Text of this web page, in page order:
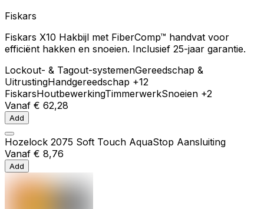
Fiskars
Fiskars X10 Hakbijl met FiberComp™ handvat voor
efficiënt hakken en snoeien. Inclusief 25-jaar garantie.
Lockout- & Tagout-systemenGereedschap &
UitrustingHandgereedschap +12
FiskarsHoutbewerkingTimmerwerkSnoeien +2
Vanaf € 62,28
Add
Hozelock 2075 Soft Touch AquaStop Aansluiting
Vanaf € 8,76
Add